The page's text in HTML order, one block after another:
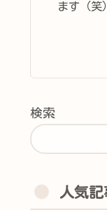
ます（笑）
検索
人気記